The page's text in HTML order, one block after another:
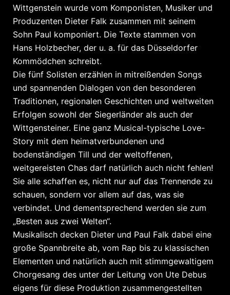
Wittgenstein wurde vom Komponisten, Musiker und
Produzenten Dieter Falk zusammen mit seinem
Sohn Paul komponiert. Die Texte stammen von
Hans Holzbecher, der u. a. für das Düsseldorfer
Kommödchen schreibt.
Die fünf Solisten erzählen in mitreißenden Songs
und spannenden Dialogen von den besonderen
Traditionen, regionalen Geschichten und weltweiten
Erfolgen sowohl der Siegerländer als auch der
Wittgensteiner. Eine ganz Musical-typische Love-
Story mit dem heimatverbundenen und
bodenständigen Till und der weltoffenen,
weitgereisten Chas darf natürlich auch nicht fehlen!
Sie alle schaffen es, nicht nur auf das Trennende zu
schauen, sondern vor allem auf das, was sie
verbindet. Und dementsprechend werden sie zum
„Besten aus zwei Welten“.
Musikalisch decken Dieter und Paul Falk dabei eine
große Spannbreite ab, vom Rap bis zu klassischen
Elementen und natürlich auch mit stimmgewaltigem
Chorgesang des unter der Leitung von Ute Debus
eigens für diese Produktion zusammengestellten